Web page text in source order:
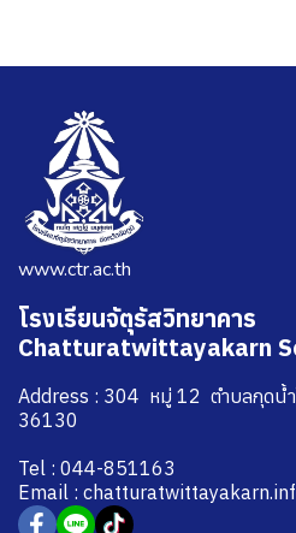
www.ctr.ac.th
โรงเรียนจัตุรัสวิทยาคาร
Chatturatwittayakarn
Address : 304 หมู่ 12 ตำบลกุดน้
36130
Tel : 044-851163
Email :